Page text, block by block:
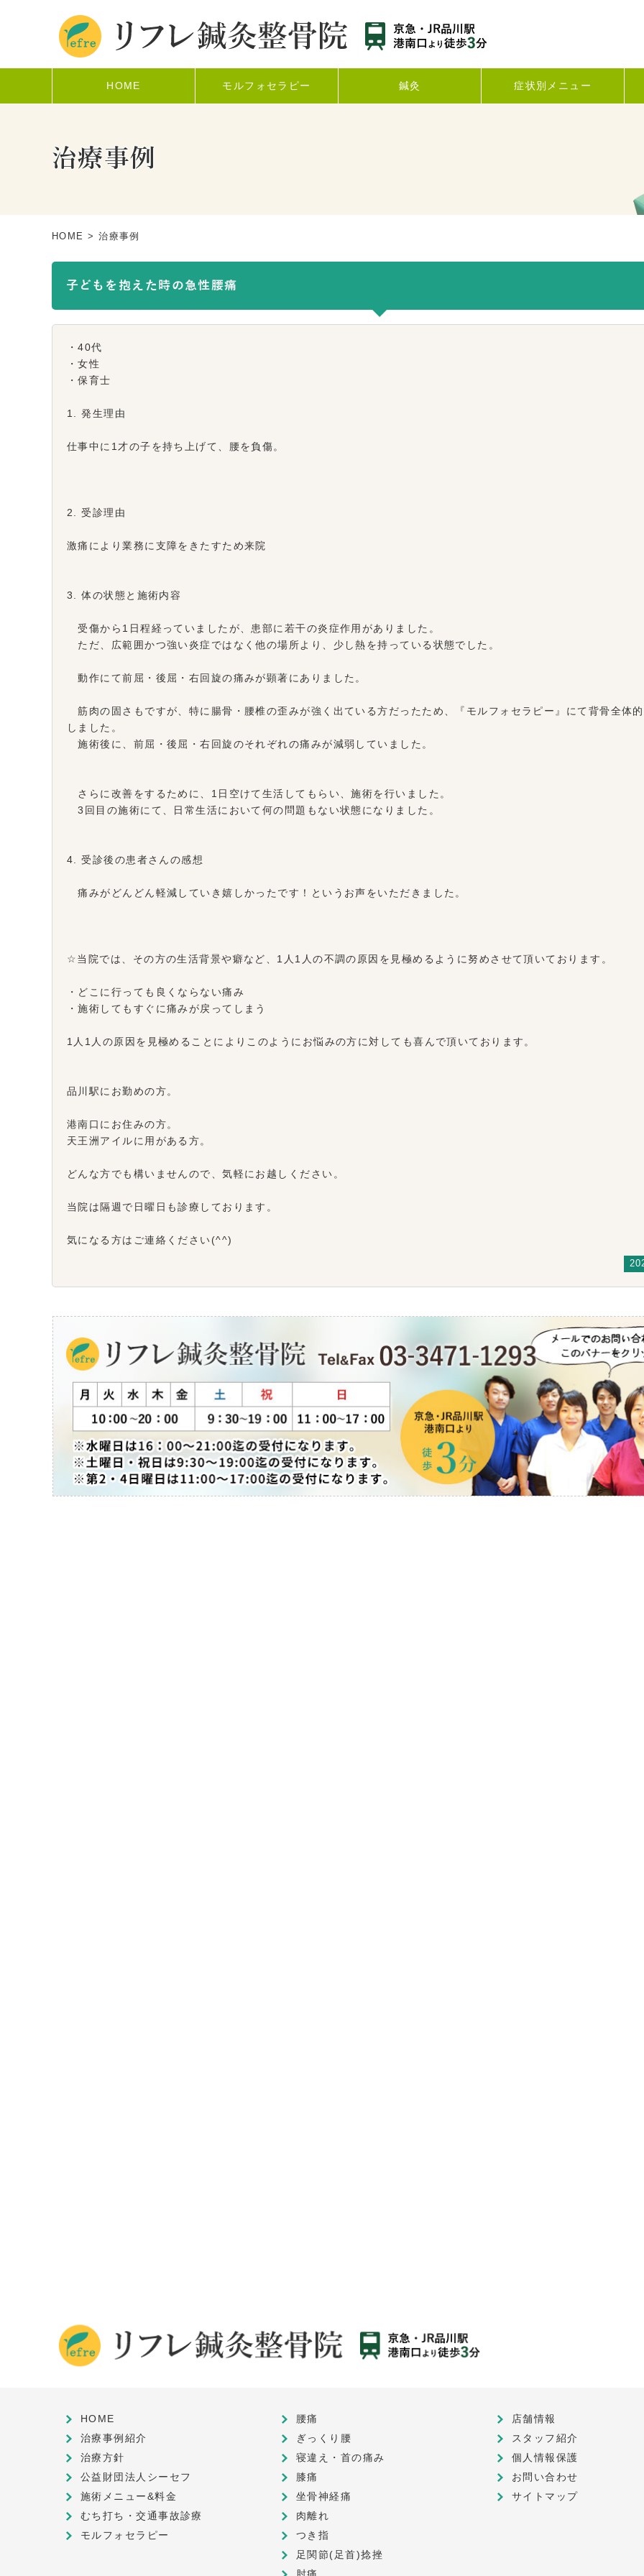
HOME モルフォセラピー 鍼灸 症状別メニュー
治療事例
HOME > 治療事例
子どもを抱えた時の急性腰痛
・40代
・女性
・保育士
1. 発生理由
仕事中に1才の子を持ち上げて、腰を負傷。
2. 受診理由
激痛により業務に支障をきたすため来院
3. 体の状態と施術内容
受傷から1日程経っていましたが、患部に若干の炎症作用がありました。
ただ、広範囲かつ強い炎症ではなく他の場所より、少し熱を持っている状態でした。
動作にて前屈・後屈・右回旋の痛みが顕著にありました。
筋肉の固さもですが、特に腸骨・腰椎の歪みが強く出ている方だったため、『モルフォセラピー』にて背骨全体
しました。
施術後に、前屈・後屈・右回旋のそれぞれの痛みが減弱していました。
さらに改善をするために、1日空けて生活してもらい、施術を行いました。
3回目の施術にて、日常生活において何の問題もない状態になりました。
4. 受診後の患者さんの感想
痛みがどんどん軽減していき嬉しかったです！というお声をいただきました。
☆当院では、その方の生活背景や癖など、1人1人の不調の原因を見極めるように努めさせて頂いております。
・どこに行っても良くならない痛み
・施術してもすぐに痛みが戻ってしまう
1人1人の原因を見極めることによりこのようにお悩みの方に対しても喜んで頂いております。
品川駅にお勤めの方。
港南口にお住みの方。
天王洲アイルに用がある方。
どんな方でも構いませんので、気軽にお越しください。
当院は隔週で日曜日も診療しております。
気になる方はご連絡ください(^^)
HOME
治療事例紹介
治療方針
公益財団法人シーセフ
施術メニュー&料金
むち打ち・交通事故診療
モルフォセラピー
腰痛
ぎっくり腰
寝違え・首の痛み
膝痛
坐骨神経痛
肉離れ
つき指
足関節(足首)捻挫
店舗情報
スタッフ紹介
個人情報保護
お問い合わせ
サイトマップ